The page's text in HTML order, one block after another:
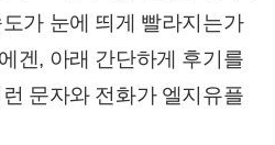
가 눈에 띄게 빨라지는가
겐, 아래 간단하게 후기를
문자와 전화가 엘지유플